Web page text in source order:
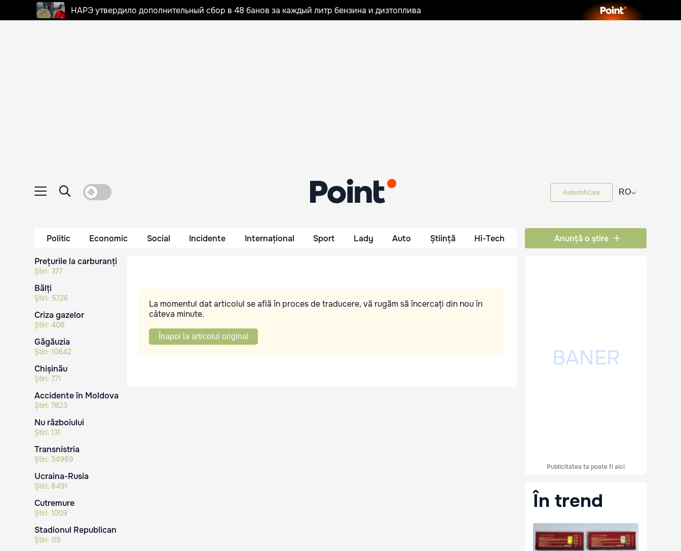
НАРЭ утвердило дополнительный сбор в 48 банов за каждый литр бензина и дизтоплива
Autentificare RO⌵
Politic Economic Social Incidente Internațional Sport Lady Auto Știință Hi-Tech Anunță o știre
Prețurile la carburanți
Știri: 377
Bălți
Știri: 5726
Criza gazelor
Știri: 408
Găgăuzia
Știri: 10842
Chișinău
Știri: 771
Accidente în Moldova
Știri: 7823
Nu războiului
Știri: 131
Transnistria
Știri: 34989
Ucraina-Rusia
Știri: 8491
Cutremure
Știri: 1009
Stadionul Republican
Știri: 119
La momentul dat articolul se află în proces de traducere, vă rugăm să încercați din nou în
câteva minute.
Înapoi la articolul original
Publicitatea ta poate fi aici
În trend